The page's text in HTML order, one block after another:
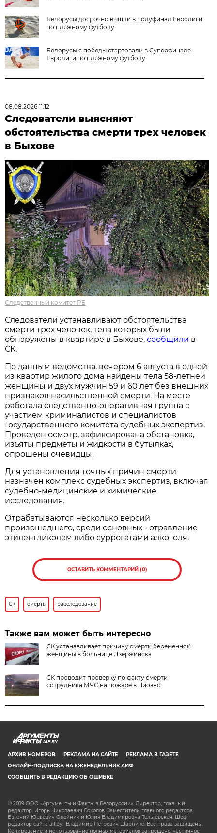
Белорусы досрочно вышли в полуфинал Евролиги
по пляжному футболу
Белорусы с победы стартовали в Суперфинале
Евролиги по пляжному футболу
08.08.2026 11:12
Следователи выясняют
обстоятельства смерти трех человек
в Быхове
Следственный комитет РБ
Следователи устанавливают обстоятельства
смерти трех человек, тела которых были
обнаружены в квартире в Быхове,сообщили в
СК.
По данным ведомства, вечером 6 августа в одной
из квартир жилого дома найдены тела 58-летней
женщины и двух мужчин 59 и 60 лет без внешних
признаков насильственной смерти. На месте
работала следственно-оперативная группа с
участием криминалистов и специалистов
Государственного комитета судебных экспертиз.
Проведен осмотр, зафиксирована обстановка,
изъяты предметы и жидкости в бутылках,
опрошены очевидцы.
Для установления точных причин смерти
назначен комплекс судебных экспертиз, включая
судебно-медицинские и химические
исследования.
Отрабатываются несколько версий
произошедшего, среди основных - отравление
этиленгликолем либо суррогатами алкоголя.
ОСТАВИТЬ КОММЕНТАРИЙ (0)
СК смерть расследование
Также вам может быть интересно
СК устанавливает причину смерти беременной
женщины в больнице Дзержинска
СК проводит проверку по факту смерти
сотрудника МЧС на пожаре в Лиозно
AIF.BY
АРХИВ НОМЕРОВ РЕКЛАМА НА САЙТЕ
РЕКЛАМА В ГАЗЕТЕ
ОНЛАЙН-ПОДПИСКА НА ЕЖЕНЕДЕЛЬНИК АИФ
СООБЩИТЬ В РЕДАКЦИЮ ОБ ОШИБКЕ
© 2019 ООО «Аргументы и Факты в Белоруссии». Директор, главный
редактор: Игорь Николаевич Соколов. Заместители главного редактора:
Евгений Юрьевич Олейник и Юлия Владимировна Тельтевская. Шеф-
редактор сайта aif.by: Владимир Петрович Шарпило. Все права защищены.
Копирование и использование полных материалов запрещено, частичное